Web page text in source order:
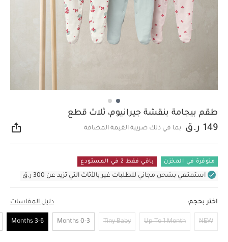
طقم بيجامة بنقشة جيرانيوم، ثلاث قطع
149 ر.ق بما في ذلك ضريبة القيمة المضافة
متوفرة في المخزن باقي فقط 2 في المستودع
استمتعي بشحن مجاني للطلبات غير بالأثاث التي تزيد عن 300 ر.ق
اختر بحجم: دليل المقاسات
NEW
Up To 1 Month
Tiny Baby
0-3 Months
3-6 Months